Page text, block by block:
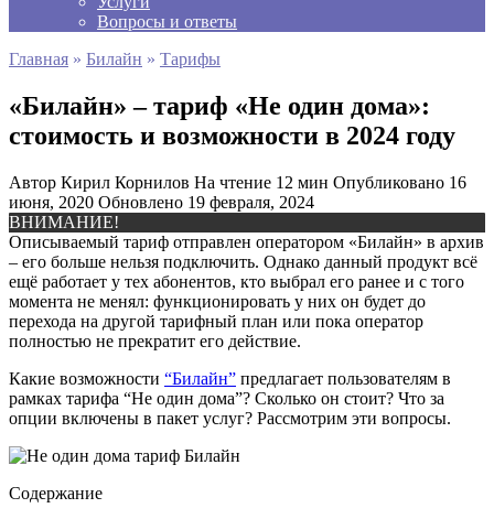
Вопросы и ответы
Главная » Билайн » Тарифы
«Билайн» – тариф «Не один дома»:
стоимость и возможности в 2024 году
Автор Кирил Корнилов На чтение 12 мин Опубликовано 16
июня, 2020 Обновлено 19 февраля, 2024
ВНИМАНИЕ!
Описываемый тариф отправлен оператором «Билайн» в архив
– его больше нельзя подключить. Однако данный продукт всё
ещё работает у тех абонентов, кто выбрал его ранее и с того
момента не менял: функционировать у них он будет до
перехода на другой тарифный план или пока оператор
полностью не прекратит его действие.
Какие возможности “Билайн” предлагает пользователям в
рамках тарифа “Не один дома”? Сколько он стоит? Что за
опции включены в пакет услуг? Рассмотрим эти вопросы.
Содержание